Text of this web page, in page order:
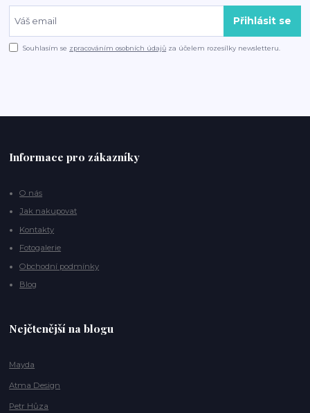
Přihlásit se
Souhlasím se zpracováním osobních údajů za účelem rozesílky newsletteru.
Informace pro zákazníky
O nás
Jak nakupovat
Kontakty
Fotogalerie
Obchodní podmínky
Blog
Nejčtenější na blogu
Mayda
Atma Design
Petr Hůza